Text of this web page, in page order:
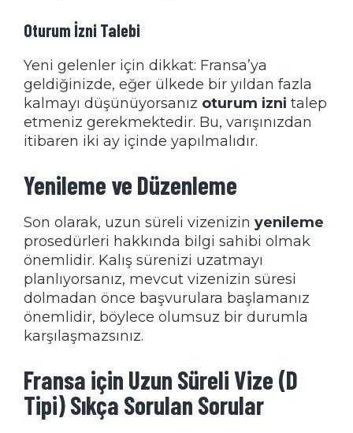
Oturum İzni Talebi
Yeni gelenler için dikkat: Fransa’ya
geldiğinizde, eğer ülkede bir yıldan fazla
kalmayı düşünüyorsanız oturum izni talep
etmeniz gerekmektedir. Bu, varışınızdan
itibaren iki ay içinde yapılmalıdır.
Yenileme ve Düzenleme
Son olarak, uzun süreli vizenizin yenileme
prosedürleri hakkında bilgi sahibi olmak
önemlidir. Kalış sürenizi uzatmayı
planlıyorsanız, mevcut vizenizin süresi
dolmadan önce başvurulara başlamanız
önemlidir, böylece olumsuz bir durumla
karşılaşmazsınız.
Fransa için Uzun Süreli Vize (D
Tipi) Sıkça Sorulan Sorular